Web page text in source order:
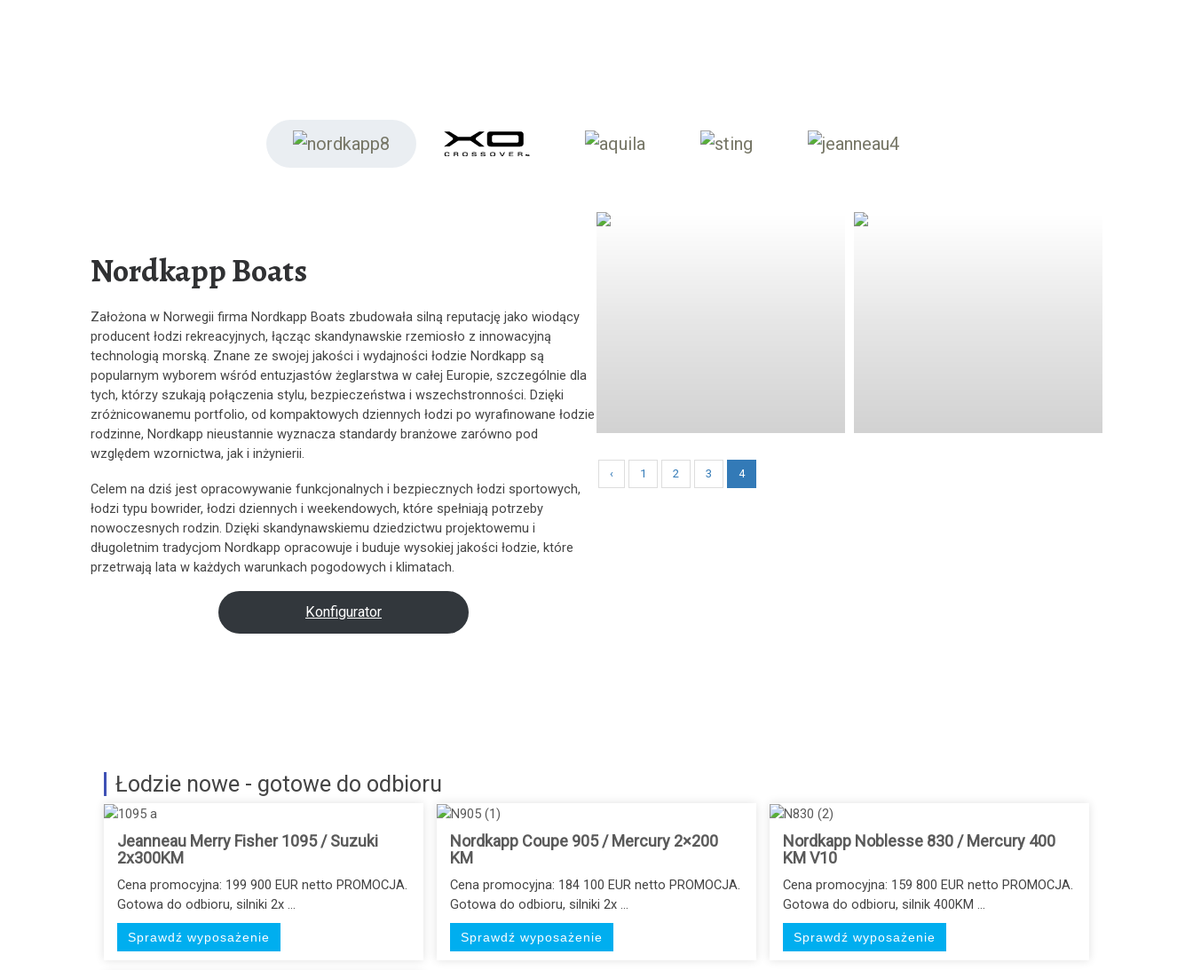
Nordkapp Boats
Założona w Norwegii firma Nordkapp Boats zbudowała silną reputację jako wiodący
producent łodzi rekreacyjnych, łącząc skandynawskie rzemiosło z innowacyjną
technologią morską. Znane ze swojej jakości i wydajności łodzie Nordkapp są
popularnym wyborem wśród entuzjastów żeglarstwa w całej Europie, szczególnie dla
tych, którzy szukają połączenia stylu, bezpieczeństwa i wszechstronności. Dzięki
zróżnicowanemu portfolio, od kompaktowych dziennych łodzi po wyrafinowane łodzie
rodzinne, Nordkapp nieustannie wyznacza standardy branżowe zarówno pod
względem wzornictwa, jak i inżynierii.
Celem na dziś jest opracowywanie funkcjonalnych i bezpiecznych łodzi sportowych,
łodzi typu bowrider, łodzi dziennych i weekendowych, które spełniają potrzeby
nowoczesnych rodzin. Dzięki skandynawskiemu dziedzictwu projektowemu i
długoletnim tradycjom Nordkapp opracowuje i buduje wysokiej jakości łodzie, które
przetrwają lata w każdych warunkach pogodowych i klimatach.
Konfigurator
‹ 1 2 3 4
Łodzie nowe - gotowe do odbioru
Jeanneau Merry Fisher 1095 / Suzuki
2x300KM
Cena promocyjna: 199 900 EUR netto PROMOCJA.
Gotowa do odbioru, silniki 2x ...
Sprawdź wyposażenie
Nordkapp Coupe 905 / Mercury 2×200
KM
Cena promocyjna: 184 100 EUR netto PROMOCJA.
Gotowa do odbioru, silniki 2x ...
Sprawdź wyposażenie
Nordkapp Noblesse 830 / Mercury 400
KM V10
Cena promocyjna: 159 800 EUR netto PROMOCJA.
Gotowa do odbioru, silnik 400KM ...
Sprawdź wyposażenie